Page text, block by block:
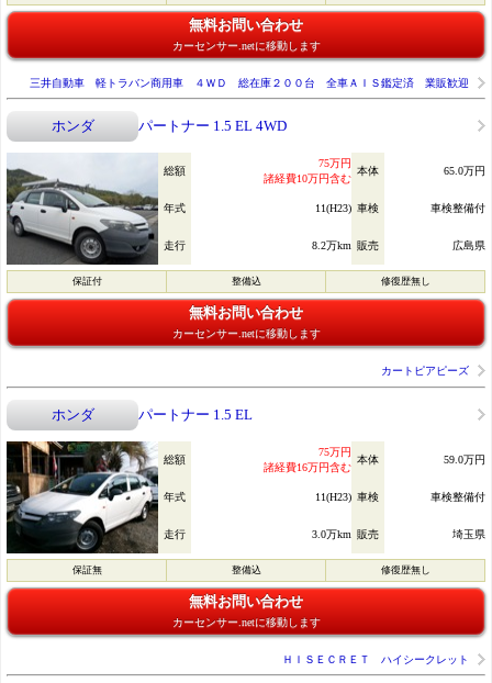
無料お問い合わせ
カーセンサー.netに移動します
三井自動車 軽トラバン商用車 ４ＷＤ 総在庫２００台 全車ＡＩＳ鑑定済 業販歓迎
ホンダ パートナー 1.5 EL 4WD
総額
75万円
諸経費10万円含む
本体 65.0万円
年式 11(H23) 車検 車検整備付
走行 8.2万km 販売 広島県
保証付 整備込 修復歴無し
無料お問い合わせ
カーセンサー.netに移動します
カートピアピーズ
ホンダ パートナー 1.5 EL
総額
75万円
諸経費16万円含む
本体 59.0万円
年式 11(H23) 車検 車検整備付
走行 3.0万km 販売 埼玉県
保証無 整備込 修復歴無し
無料お問い合わせ
カーセンサー.netに移動します
ＨＩＳＥＣＲＥＴ ハイシークレット